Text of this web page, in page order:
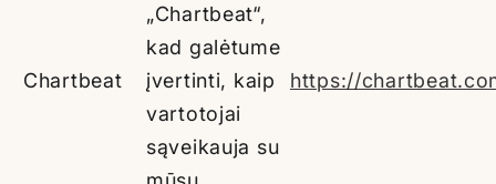
Chartbeat
„Chartbeat“,
kad galėtume
įvertinti, kaip
vartotojai
sąveikauja su
https://